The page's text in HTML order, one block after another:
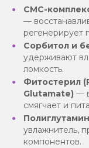
СМС-
—
регенерирует
Сорбитол и
удерживают
ломкость.
Фитостерил
Glutamate) —
смягчает и
увлажнитель,
компонентов.